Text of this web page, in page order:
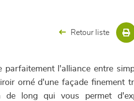
Retour liste
parfaitement l'alliance entre
orné d'une façade finement
long qui vous permet